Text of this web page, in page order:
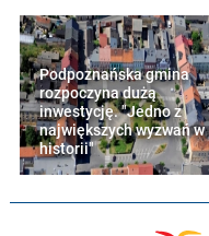
Podpoznańska gmina
rozpoczyna dużą
inwestycję. "Jedno z
największych wyzwań w
historii"